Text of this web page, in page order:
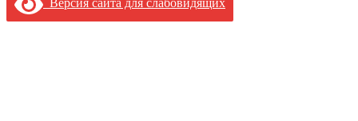
Версия сайта для слабовидящих